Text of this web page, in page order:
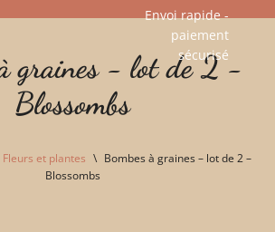
Envoi rapide -
paiement
sécurisé​
graines - lot de 2 -
Blossombs
Fleurs et plantes \ Bombes à graines – lot de 2 –
Blossombs